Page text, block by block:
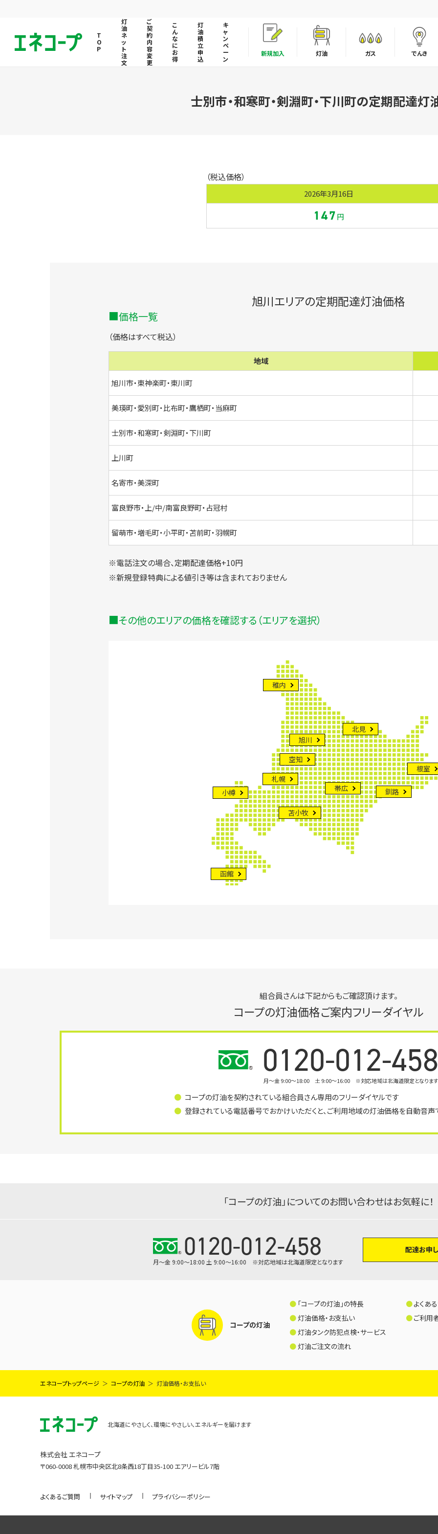
灯
油
ネ
ッ
ト
注
文
ご
契
約
内
容
変
更
こ
ん
な
に
お
得
灯
油
積
立
申
込
キ
ャ
ン
ペ
ー
ン
新規加入 灯油 ガス でんき
士別市・和寒町・剣淵町・下川町の定期配達灯
（税込価格）
2026年3月16日
147円
旭川エリアの定期配達灯油価格
価格一覧
（価格はすべて税込）
地域
旭川市・東神楽町・東川町
美瑛町・愛別町・比布町・鷹栖町・当麻町
士別市・和寒町・剣淵町・下川町
上川町
名寄市・美深町
富良野市・上/中/南富良野町・占冠村
留萌市・増毛町・小平町・苫前町・羽幌町
※電話注文の場合、定期配達価格+10円
※新規登録特典による値引き等は含まれておりません
その他のエリアの価格を確認する（エリアを選択）
札幌
小樽
苫小牧
旭川
空知
帯広
函館
釧路
北見
稚内
根室
組合員さんは下記からもご確認頂けます。
コープの灯油価格ご案内フリーダイヤル
0120-012-458
月〜金 9:00～18:00 土 9:00～16:00 ※対応地域は北海道限定となります
コープの灯油を契約されている組合員さん専用のフリーダイヤルです
登録されている電話番号でおかけいただくと、ご利用地域の灯油価格を自動音声
「コープの灯油」についてのお問い合わせはお気軽に！
0120-012-458
月～金 9:00～18:00 土 9:00～16:00 ※対応地域は北海道限定となります
配達お申
コープの灯油
「コープの灯油」の特長
灯油価格・お支払い
灯油タンク防犯点検・サービス
灯油ご注文の流れ
よくあ
ご利用
エネコープトップページ コープの灯油 灯油価格・お支払い
北海道にやさしく、環境にやさしい、エネルギーを届けます
株式会社 エネコープ
〒060-0008 札幌市中央区北8条西18丁目35-100 エアリービル7階
よくあるご質問 サイトマップ プライバシーポリシー